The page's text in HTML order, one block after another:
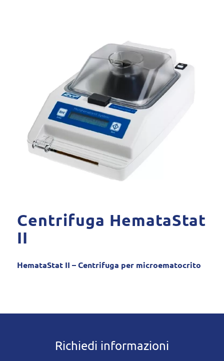
Centrifuga HemataStat
II
HemataStat II – Centrifuga per microematocrito
Richiedi informazioni